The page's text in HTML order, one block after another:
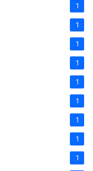
1
1
1
1
1
1
1
1
1